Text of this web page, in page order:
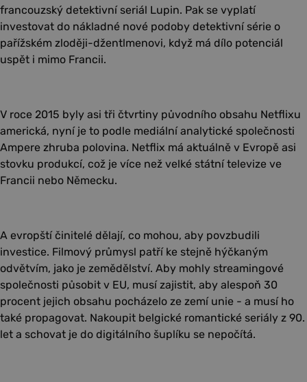
francouzský detektivní seriál Lupin. Pak se vyplatí
investovat do nákladné nové podoby detektivní série o
pařížském zloději-džentlmenovi, když má dílo potenciál
uspět i mimo Francii.
V roce 2015 byly asi tři čtvrtiny původního obsahu Netflixu
americká, nyní je to podle mediální analytické společnosti
Ampere zhruba polovina. Netflix má aktuálně v Evropě asi
stovku produkcí, což je více než velké státní televize ve
Francii nebo Německu.
A evropští činitelé dělají, co mohou, aby povzbudili
investice. Filmový průmysl patří ke stejně hýčkaným
odvětvím, jako je zemědělství. Aby mohly streamingové
společnosti působit v EU, musí zajistit, aby alespoň 30
procent jejich obsahu pocházelo ze zemí unie - a musí ho
také propagovat. Nakoupit belgické romantické seriály z 90.
let a schovat je do digitálního šuplíku se nepočítá.